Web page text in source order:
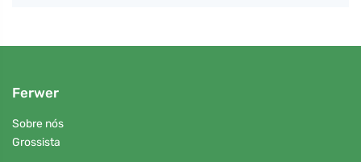
Ferwer
Sobre nós
Grossista